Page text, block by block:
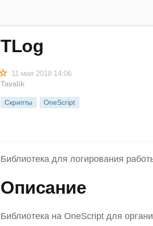
TLog
11 мая 2018 14:06
Tavalik
Скрипты OneScript
Библиотека для логирования
Описание
Библиотека на OneScript для